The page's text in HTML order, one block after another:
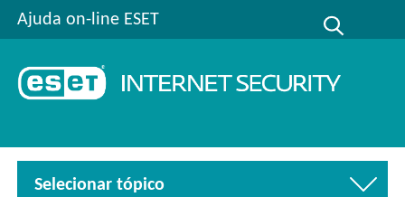
Ajuda on-line ESET
Selecionar tópico